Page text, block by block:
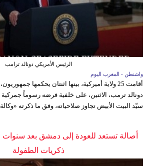
الرئيس الأمريكي دونالد ترامب
واشنطن - المغرب اليوم
أقامت 25 ولاية أميركية، بينها اثنتان يحكمها
سيّد البيت الأبيض تجاوز صلاحياته، وفق ما ذكرته
أصالة تستعد للعودة إلى دمشق بعد سنوات
ذكريات الطفولة